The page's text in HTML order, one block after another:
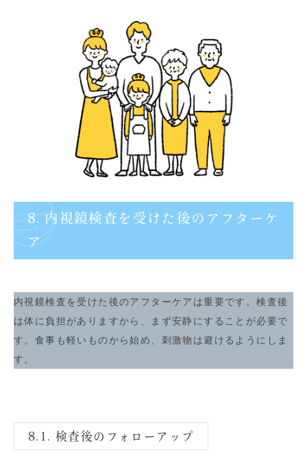
8. 内視鏡検査を受けた後のアフターケ
ア
内視鏡検査を受けた後のアフターケアは重要です。検査後
は体に負担がありますから、まず安静にすることが必要で
す。食事も軽いものから始め、刺激物は避けるようにしま
す。
8.1. 検査後のフォローアップ